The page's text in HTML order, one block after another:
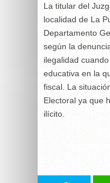
La titular del
localidad de La
Departamento
según la
ilegalidad
educativa en la
fiscal. La
Electoral ya que
ilícito.